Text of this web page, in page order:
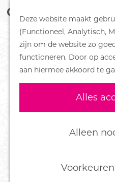
Deze website maakt
(Functioneel, Analytisch,
zijn om de website zo
functioneren. Door op
aan hiermee akkoord te
Alles
Alleen
o
e
k
e
n
M
e
n
u
DORPEN
Bennekom
De Klomp
Deelen
Ederveen
Harskamp
Hoenderloo
Wekerom